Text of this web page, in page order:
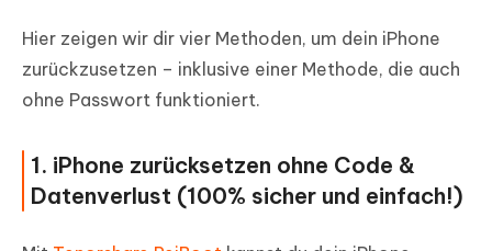
Hier zeigen wir dir vier Methoden, um dein iPhone
zurückzusetzen – inklusive einer Methode, die auch
ohne Passwort funktioniert.
1. iPhone zurücksetzen ohne Code &
Datenverlust (100% sicher und einfach!)